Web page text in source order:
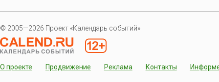
© 2005—2026 Проект «Календарь событий»
О проекте Продвижение Реклама Контакты